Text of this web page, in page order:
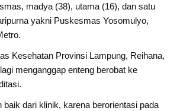
madya (38), utama (16), dan satu
yakni Puskesmas Yosomulyo,
Kesehatan Provinsi Lampung, Reihana,
menganggap enteng berobat ke
baik dari klinik, karena berorientasi pada